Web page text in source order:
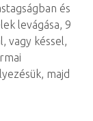
és
levágása, 9
vagy késsel,
majd